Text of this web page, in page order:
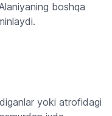
boshqa
yoki atrofidagi